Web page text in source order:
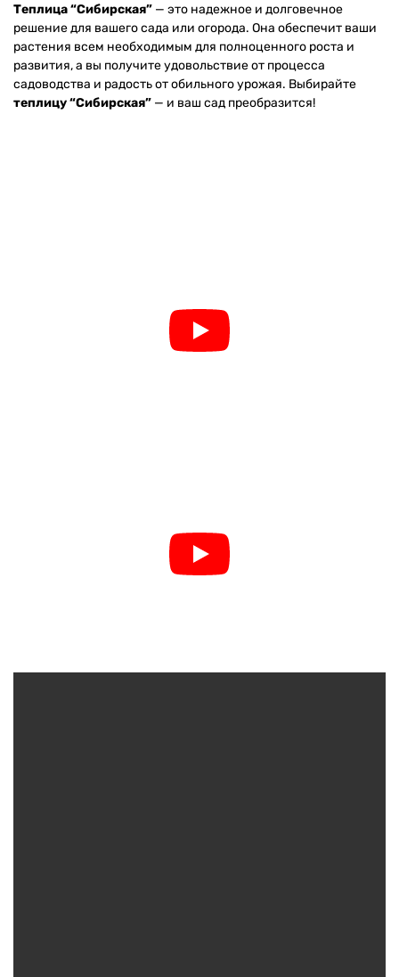
Теплица “Сибирская” — это надежное и долговечное
решение для вашего сада или огорода. Она обеспечит ваши
растения всем необходимым для полноценного роста и
развития, а вы получите удовольствие от процесса
садоводства и радость от обильного урожая. Выбирайте
теплицу “Сибирская” — и ваш сад преобразится!